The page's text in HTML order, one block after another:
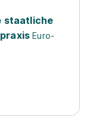
staatliche
Euro-